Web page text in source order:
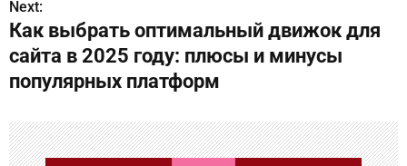
в
и
г
ц
Next:
Как выбрать оптимальный движок для
сайта в 2025 году: плюсы и минусы
популярных платформ